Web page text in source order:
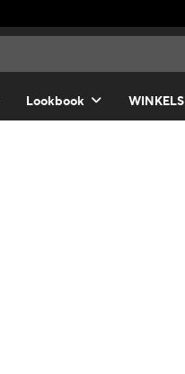
Lookbook WINKELS